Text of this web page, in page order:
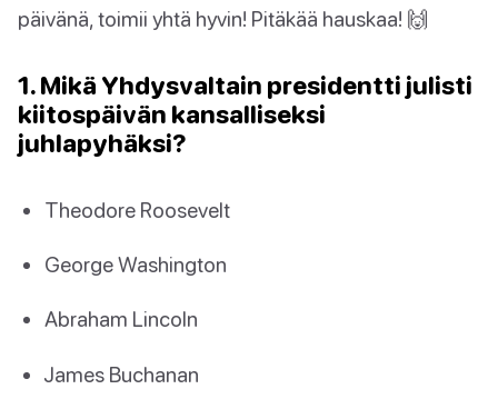
päivänä, toimii yhtä hyvin! Pitäkää hauskaa! 🙌
1. Mikä Yhdysvaltain presidentti julisti
kiitospäivän kansalliseksi
juhlapyhäksi?
Theodore Roosevelt
George Washington
Abraham Lincoln
James Buchanan